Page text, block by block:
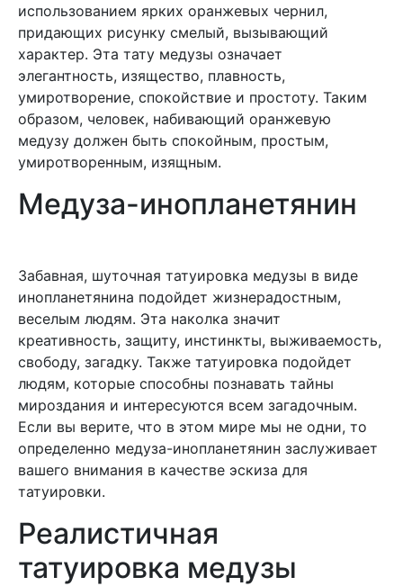
использованием ярких оранжевых чернил,
придающих рисунку смелый, вызывающий
характер. Эта тату медузы означает
элегантность, изящество, плавность,
умиротворение, спокойствие и простоту. Таким
образом, человек, набивающий оранжевую
медузу должен быть спокойным, простым,
умиротворенным, изящным.
Медуза-инопланетянин
Забавная, шуточная татуировка медузы в виде
инопланетянина подойдет жизнерадостным,
веселым людям. Эта наколка значит
креативность, защиту, инстинкты, выживаемость,
свободу, загадку. Также татуировка подойдет
людям, которые способны познавать тайны
мироздания и интересуются всем загадочным.
Если вы верите, что в этом мире мы не одни, то
определенно медуза-инопланетянин заслуживает
вашего внимания в качестве эскиза для
татуировки.
Реалистичная
татуировка медузы